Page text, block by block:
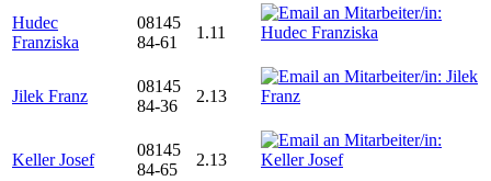
Hudec
Franziska
08145
84-61
1.11
Jilek Franz
08145
84-36
2.13
Keller Josef
08145
84-65
2.13